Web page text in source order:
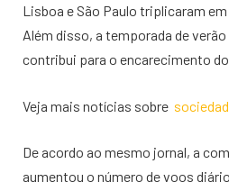
Lisboa e São Paulo triplicaram
Além disso, a temporada de
contribui para o encarecimento
Veja mais notícias sobre
De acordo ao mesmo jornal, a
aumentou o número de voos